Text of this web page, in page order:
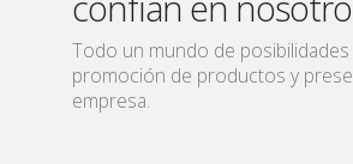
Todo un mundo de posibilidades
promoción de productos y
empresa.